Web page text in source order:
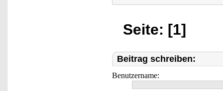
Seite: [1]
Beitrag schreiben:
Benutzername: